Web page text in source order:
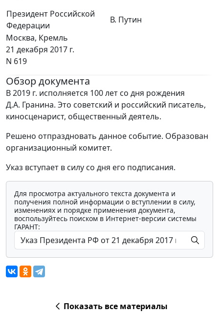
Президент Российской
Федерации
В. Путин
Москва, Кремль
21 декабря 2017 г.
N 619
Обзор документа
В 2019 г. исполняется 100 лет со дня рождения
Д.А. Гранина. Это советский и российский писатель,
киносценарист, общественный деятель.
Решено отпраздновать данное событие. Образован
организационный комитет.
Указ вступает в силу со дня его подписания.
Для просмотра актуального текста документа и
получения полной информации о вступлении в силу,
изменениях и порядке применения документа,
воспользуйтесь поиском в Интернет-версии системы
ГАРАНТ:
Показать все материалы